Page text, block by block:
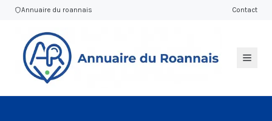
Annuaire du roannais Contact